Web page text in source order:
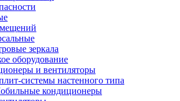
зеркала
оборудование
и вентиляторы
системы настенного типа
кондиционеры